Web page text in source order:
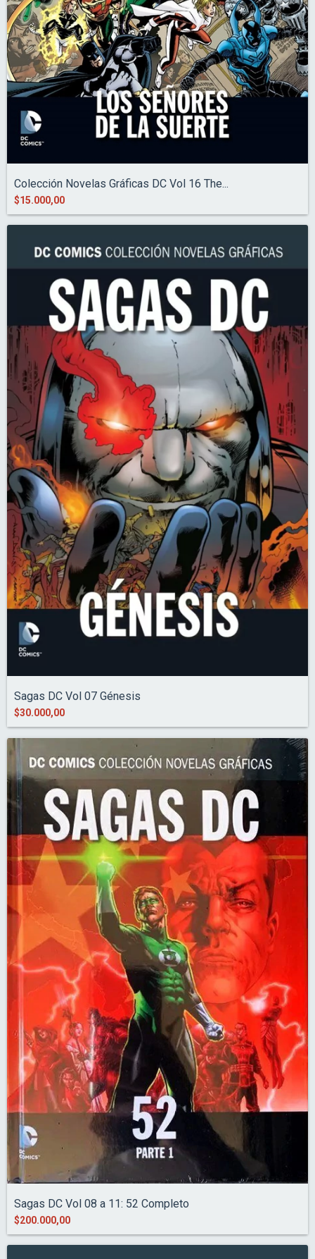
Colección Novelas Gráficas DC Vol 16 The...
$15.000,00
Sagas DC Vol 07 Génesis
$30.000,00
Sagas DC Vol 08 a 11: 52 Completo
$200.000,00